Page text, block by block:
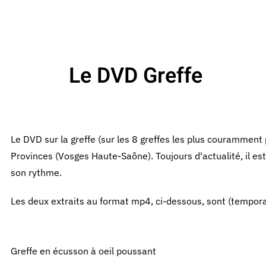
Le DVD Greffe
Le DVD sur la greffe (sur les 8 greffes les plus
Provinces (Vosges Haute-Saône). Toujours d'actualité, il
son rythme.
Les deux extraits au format mp4, ci-dessous, sont
Greffe en écusson à oeil poussant